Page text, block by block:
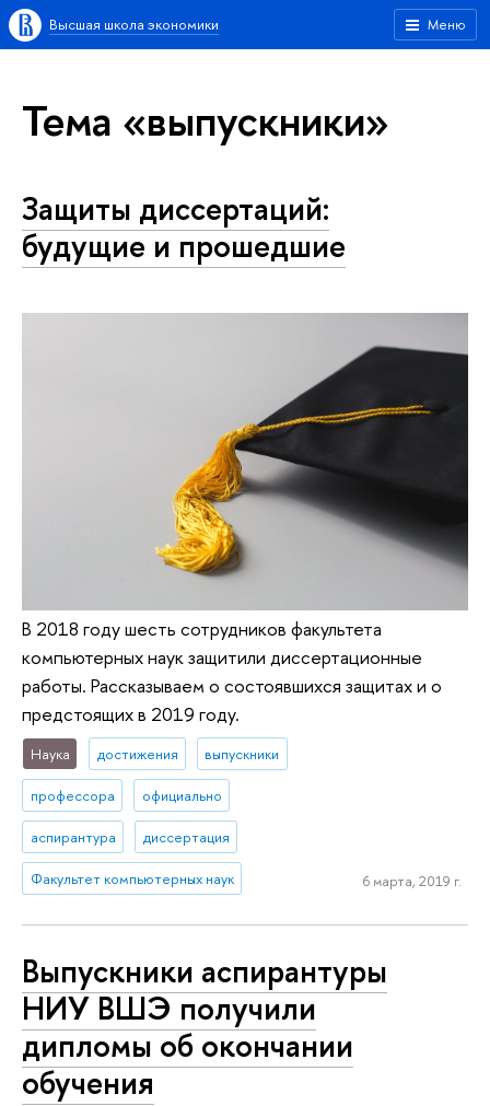
Меню
Высшая школа экономики
Тема «выпускники»
Защиты диссертаций:
будущие и прошедшие
В 2018 году шесть сотрудников факультета
компьютерных наук защитили диссертационные
работы. Рассказываем о состоявшихся защитах и о
предстоящих в 2019 году.
Наука достижения выпускники
профессора официально
аспирантура диссертация
Факультет компьютерных наук 6 марта, 2019 г.
Выпускники аспирантуры
НИУ ВШЭ получили
дипломы об окончании
обучения